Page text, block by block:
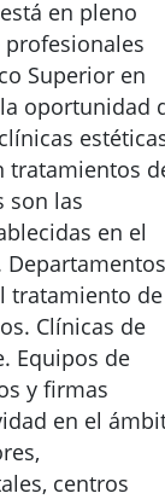
en pleno
Superior en
oportunidad
tratamientos
son las
en el
Departamentos
tratamiento de
Clínicas de
Equipos de
y firmas
en el
centros